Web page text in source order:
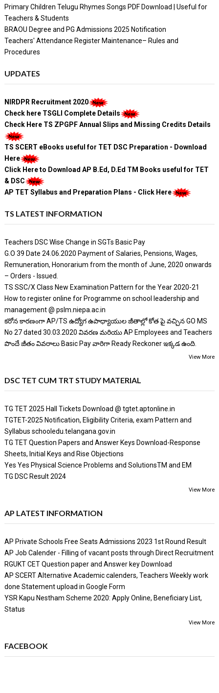
Primary Children Telugu Rhymes Songs PDF Download | Useful for
Teachers & Students
BRAOU Degree and PG Admissions 2025 Notification
Teachers' Attendance Register Maintenance– Rules and
Procedures
UPDATES
NIRDPR Recruitment 2020
Check here TSGLI Complete Details
Check Here TS ZPGPF Annual Slips and Missing Credits Details
TS SCERT eBooks useful for TET DSC Preparation - Download
Here
Click Here to Download AP B.Ed, D.Ed TM Books useful for TET
& DSC
AP TET Syllabus and Preparation Plans - Click Here
TS LATEST INFORMATION
Teachers DSC Wise Change in SGTs Basic Pay
G.O 39 Date 24.06.2020 Payment of Salaries, Pensions, Wages,
Remuneration, Honorarium from the month of June, 2020 onwards
– Orders - Issued.
TS SSC/X Class New Examination Pattern for the Year 2020-21
How to register online for Programme on school leadership and
management @ pslm.niepa.ac.in
కరోన కారణంగా AP/TS ఉద్యోగ ఉపాధ్యాయుల జీతాల్లో కోత పై వచ్చిన GO MS
No 27 dated 30.03.2020 వివరణ మరియు AP Employees and Teachers
పొందే జీతం వివరాలు Basic Pay వారిగా Ready Reckoner ఇక్కడ ఉంది.
View More
DSC TET CUM TRT STUDY MATERIAL
TG TET 2025 Hall Tickets Download @ tgtet.aptonline.in
TGTET-2025 Notification, Eligibility Criteria, exam Pattern and
Syllabus schooledu.telangana.gov.in
TG TET Question Papers and Answer Keys Download-Response
Sheets, Initial Keys and Rise Objections
Yes Yes Physical Science Problems and SolutionsTM and EM
TG DSC Result 2024
View More
AP LATEST INFORMATION
AP Private Schools Free Seats Admissions 2023 1st Round Result
AP Job Calender - Filling of vacant posts through Direct Recruitment
RGUKT CET Question paper and Answer key Download
AP SCERT Alternative Academic calenders, Teachers Weekly work
done Statement upload in Google Form
YSR Kapu Nestham Scheme 2020: Apply Online, Beneficiary List,
Status
View More
FACEBOOK